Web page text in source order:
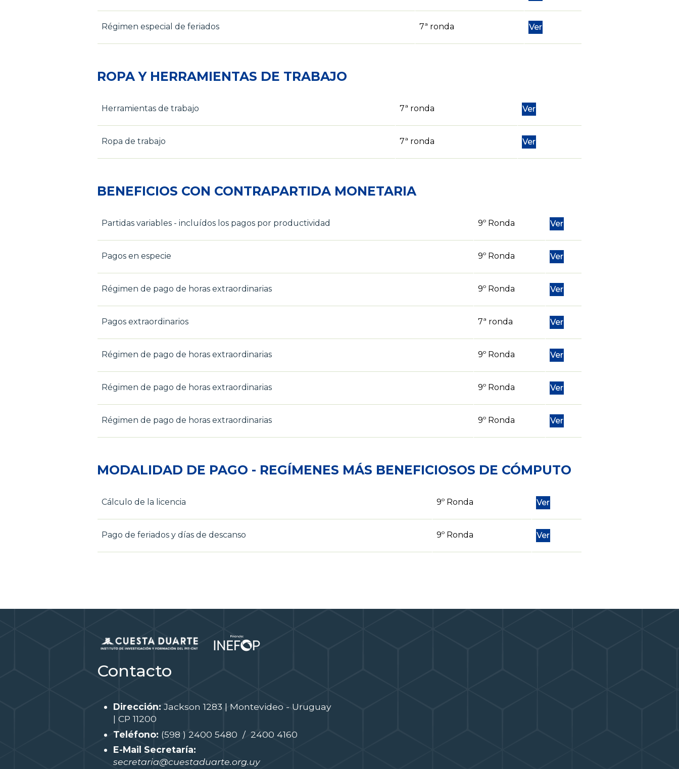
Régimen especial de feriados 7ª ronda Ver
ROPA Y HERRAMIENTAS DE TRABAJO
Herramientas de trabajo 7ª ronda Ver
Ropa de trabajo 7ª ronda Ver
BENEFICIOS CON CONTRAPARTIDA MONETARIA
Partidas variables - incluídos los pagos por productividad 9º Ronda Ver
Pagos en especie 9º Ronda Ver
Régimen de pago de horas extraordinarias 9º Ronda Ver
Pagos extraordinarios 7ª ronda Ver
Régimen de pago de horas extraordinarias 9º Ronda Ver
Régimen de pago de horas extraordinarias 9º Ronda Ver
Régimen de pago de horas extraordinarias 9º Ronda Ver
MODALIDAD DE PAGO - REGÍMENES MÁS BENEFICIOSOS DE CÓMPUTO
Cálculo de la licencia 9º Ronda Ver
Pago de feriados y días de descanso 9º Ronda Ver
Contacto
Dirección: Jackson 1283 | Montevideo - Uruguay
| CP 11200
Teléfono: (598 ) 2400 5480 / 2400 4160
E-Mail Secretaría:
secretaria@cuestaduarte.org.uy